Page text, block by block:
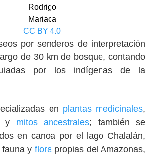
Rodrigo
Mariaca
CC BY 4.0
por senderos de interpretación
de 30 km de bosque, contando
por los indígenas de la
en plantas medicinales,
mitos ancestrales; también se
en canoa por el lago Chalalán,
fauna y flora propias del Amazonas,